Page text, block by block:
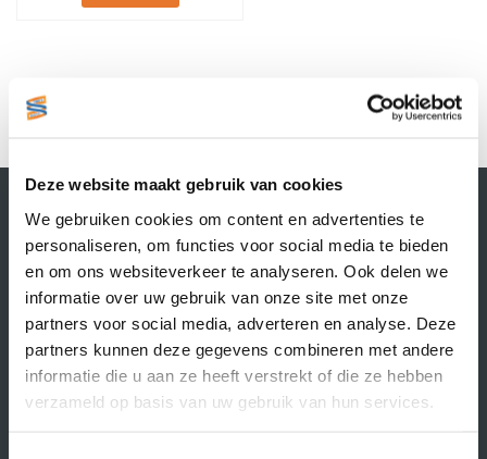
Deze website maakt gebruik van cookies
We gebruiken cookies om content en advertenties te
personaliseren, om functies voor social media te bieden
en om ons websiteverkeer te analyseren. Ook delen we
informatie over uw gebruik van onze site met onze
partners voor social media, adverteren en analyse. Deze
partners kunnen deze gegevens combineren met andere
informatie die u aan ze heeft verstrekt of die ze hebben
verzameld op basis van uw gebruik van hun services.
1
Contactgegevens
Supply Service B.V.
Nijverheidsstraat 25-K
3861 RJ Nijkerk
info@supplyservice.nl
+31 33 468 13 42
KvK nummer: 66384737